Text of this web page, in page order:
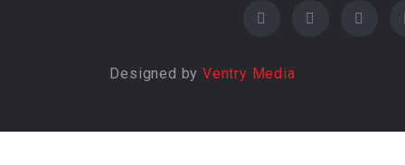
Designed by Ventry Media